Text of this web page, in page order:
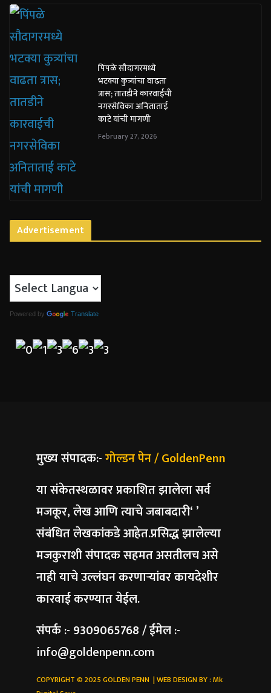
पिंपळे सौदागरमध्ये
भटक्या कुत्र्यांचा वाढता
त्रास; तातडीने कारवाईची
नगरसेविका अनिताताई
काटे यांची मागणी
February 27, 2026
Advertisement
Powered by Translate
मुख्य संपादक:-गोल्डन पेन / GoldenPenn
या संकेतस्थळावर प्रकाशित झालेला सर्व
मजकूर, लेख आणि त्याचे जबाबदारी‘ ’
संबंधित लेखकांकडे आहेत.प्रसिद्ध झालेल्या
मजकुराशी संपादक सहमत असतीलच असे
नाही याचे उल्लंघन करणाऱ्यांवर कायदेशीर
कारवाई करण्यात येईल.
संपर्क :- 9309065768 / ईमेल :-
info@goldenpenn.com
COPYRIGHT © 2025 GOLDEN PENN | WEB DESIGN BY :Mk